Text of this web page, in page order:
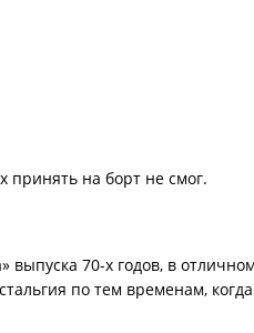
принять на борт не смог.
выпуска 70-х годов, в
по тем временам,